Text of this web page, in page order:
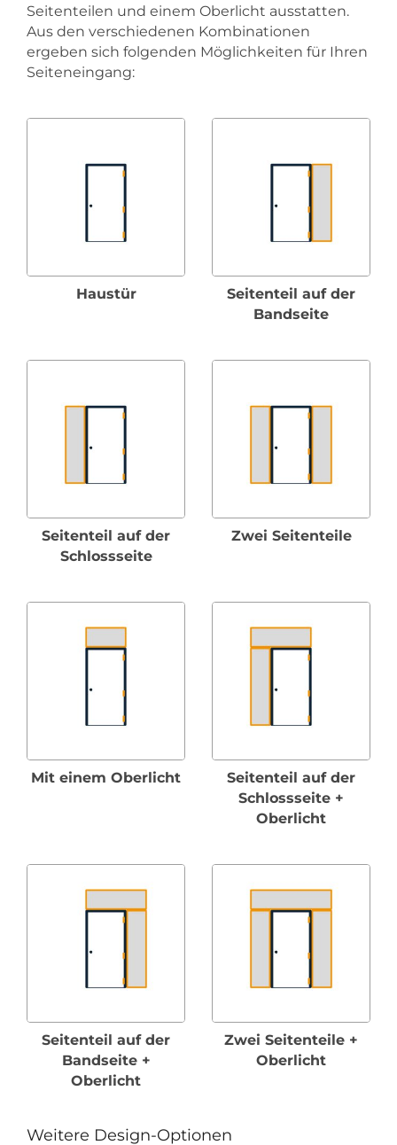
Seitenteilen und einem Oberlicht ausstatten.
Aus den verschiedenen Kombinationen
ergeben sich folgenden Möglichkeiten für Ihren
Seiteneingang:
Haustür
Seitenteil auf der
Bandseite
Seitenteil auf der
Schlossseite
Zwei Seitenteile
Mit einem Oberlicht
Seitenteil auf der
Schlossseite +
Oberlicht
Seitenteil auf der
Bandseite +
Oberlicht
Zwei Seitenteile +
Oberlicht
Weitere Design-Optionen